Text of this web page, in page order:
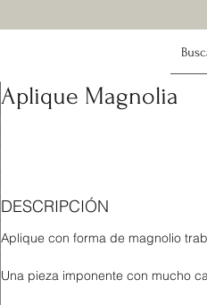
Aplique Magnolia
DESCRIPCIÓN
Aplique con forma de magnolio
Una pieza imponente con mucho